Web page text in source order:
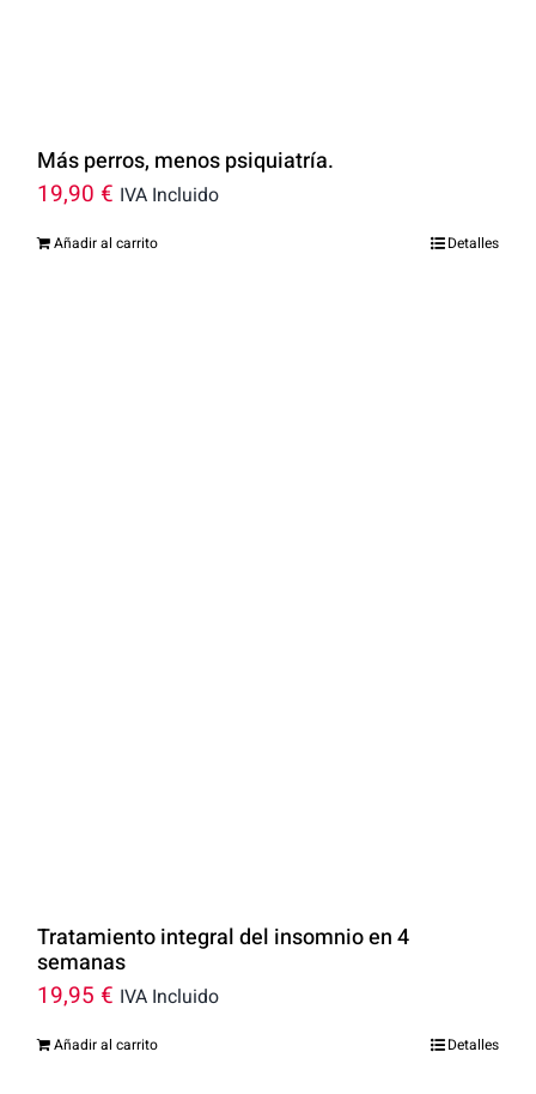
Más perros, menos psiquiatría.
19,90 € IVA Incluido
Añadir al carrito Detalles
Tratamiento integral del insomnio en 4
semanas
19,95 € IVA Incluido
Añadir al carrito Detalles